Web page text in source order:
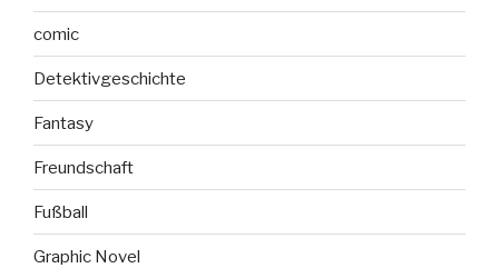
comic
Detektivgeschichte
Fantasy
Freundschaft
Fußball
Graphic Novel